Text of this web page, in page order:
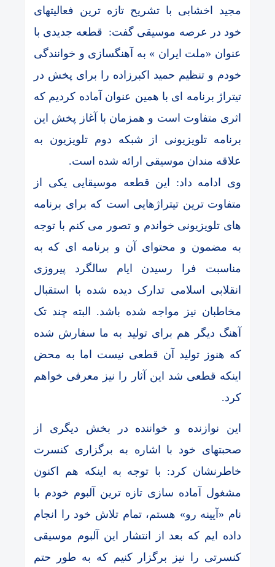
مجید اخشابی با تشریح تازه ترین فعالیتهای
خود در عرصه موسیقی گفت: قطعه جدیدی با
عنوان «ملت ایران » به آهنگسازی و خوانندگی
خودم و تنظیم حمید اکبرزاده را برای پخش در
تیتراژ برنامه ای با همین عنوان آماده کردیم که
اثری متفاوت است و همزمان با آغاز پخش این
برنامه تلویزیونی از شبکه دوم تلویزیون به
علاقه مندان موسیقی ارائه شده است.
وی ادامه داد: این قطعه موسیقایی یکی از
متفاوت ترین تیتراژهایی است که برای برنامه
های تلویزیونی خواندم و تصور می کنم با توجه
به مضمون و محتوای آن و برنامه ای که به
مناسبت فرا رسیدن ایام سالگرد پیروزی
انقلابی اسلامی تدارک دیده شده با استقبال
مخاطبان نیز مواجه شده باشد. البته چند تک
آهنگ دیگر هم برای تولید به ما سفارش شده
که هنوز تولید آن قطعی نیست اما به محض
اینکه قطعی شد این آثار را نیز معرفی خواهم
کرد.
این نوازنده و خواننده در بخش دیگری از
صحبتهای خود با اشاره به برگزاری کنسرت
خاطرنشان کرد: با توجه به اینکه هم اکنون
مشغول آماده سازی تازه ترین آلبوم خودم با
نام «آیینه رو» هستم، تمام تلاش خود را انجام
داده ایم که بعد از انتشار این آلبوم موسیقی
کنسرتی را نیز برگزار کنیم که به طور حتم